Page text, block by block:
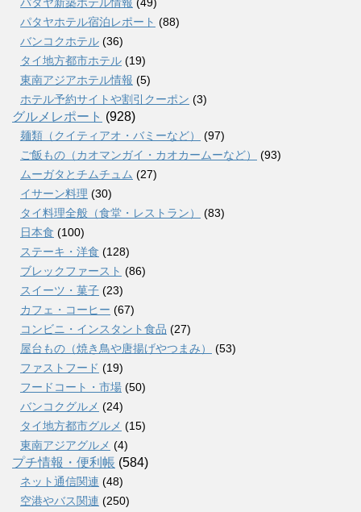
パタヤホテル宿泊レポート (88)
バンコクホテル (36)
タイ地方都市ホテル (19)
東南アジアホテル情報 (5)
ホテル予約サイトや割引クーポン (3)
グルメレポート (928)
麺類（クイティアオ・バミーなど）
(97)
ご飯もの（カオマンガイ・カオカームーなど）
(93)
ムーガタとチムチュム (27)
イサーン料理 (30)
タイ料理全般（食堂・レストラン）
(83)
日本食 (100)
ステーキ・洋食 (128)
ブレックファースト (86)
スイーツ・菓子 (23)
カフェ・コーヒー (67)
コンビニ・インスタント食品 (27)
屋台もの（焼き鳥や唐揚げやつまみ）
(53)
ファストフード (19)
フードコート・市場 (50)
バンコクグルメ (24)
タイ地方都市グルメ (15)
東南アジアグルメ (4)
プチ情報・便利帳 (584)
ネット通信関連 (48)
空港やバス関連 (250)